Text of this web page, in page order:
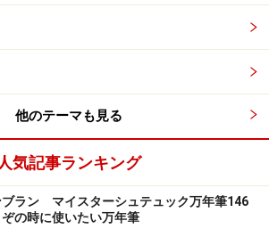
他のテーマも見る
気記事ランキング
ブラン マイスターシュテュック万年筆146
の時に使いたい万年筆